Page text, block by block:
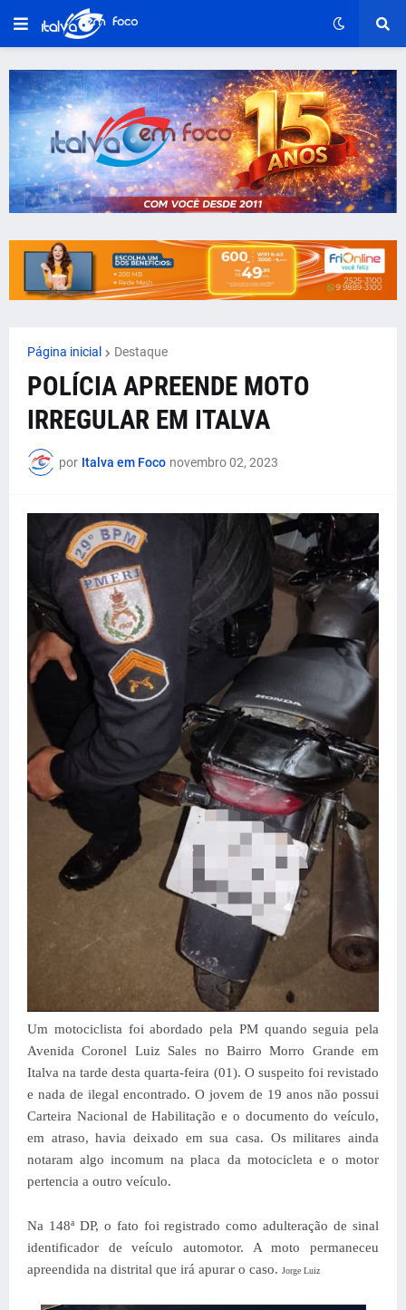
Página inicial Destaque
POLÍCIA APREENDE MOTO
IRREGULAR EM ITALVA
por Italva em Foco novembro 02, 2023
Um motociclista foi abordado pela PM quando seguia pela
Avenida Coronel Luiz Sales no Bairro Morro Grande em
Italva na tarde desta quarta-feira (01). O suspeito foi revistado
e nada de ilegal encontrado. O jovem de 19 anos não possui
Carteira Nacional de Habilitação e o documento do veículo,
em atraso, havia deixado em sua casa. Os militares ainda
notaram algo incomum na placa da motocicleta e o motor
pertencia a outro veículo.
Na 148ª DP, o fato foi registrado como adulteração de sinal
identificador de veículo automotor. A moto permaneceu
apreendida na distrital que irá apurar o caso. Jorge Luiz